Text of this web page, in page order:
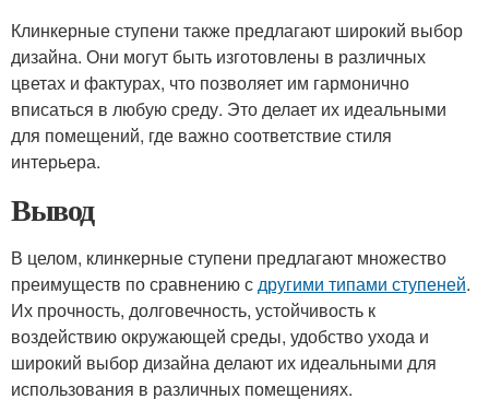
Клинкерные ступени также предлагают широкий выбор
дизайна. Они могут быть изготовлены в различных
цветах и фактурах, что позволяет им гармонично
вписаться в любую среду. Это делает их идеальными
для помещений, где важно соответствие стиля
интерьера.
Вывод
В целом, клинкерные ступени предлагают множество
преимуществ по сравнению сдругими типами ступеней.
Их прочность, долговечность, устойчивость к
воздействию окружающей среды, удобство ухода и
широкий выбор дизайна делают их идеальными для
использования в различных помещениях.